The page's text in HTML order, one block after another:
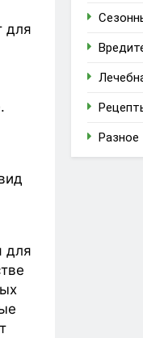
для
для
Разное